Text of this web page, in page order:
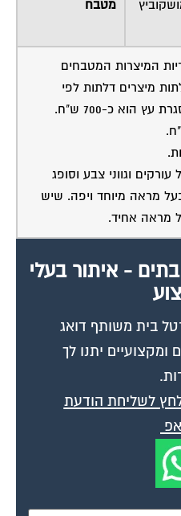
המיצרות המטבחים
מיצרים דלתות לפי
הוא כ-700 ש"ח.
וגווני צבע וסופג
מראה מיוחד ויפה. שיש
מראה אחיד.
בית משותף דואג
ומקצועיים יתנו לך
לשליחת הודעת